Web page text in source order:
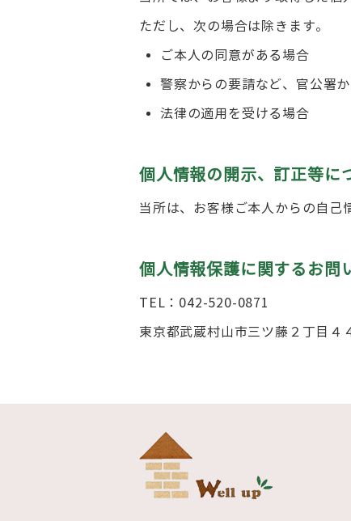
ただし、次の場合は除きます。
ご本人の同意がある場合
警察からの要請など、官公署
法律の適用を受ける場合
個人情報の開示、訂正等に
当所は、お客様ご本人からの自己
個人情報保護に関するお問
TEL：042-520-0871
東京都武蔵村山市三ツ藤２丁目４